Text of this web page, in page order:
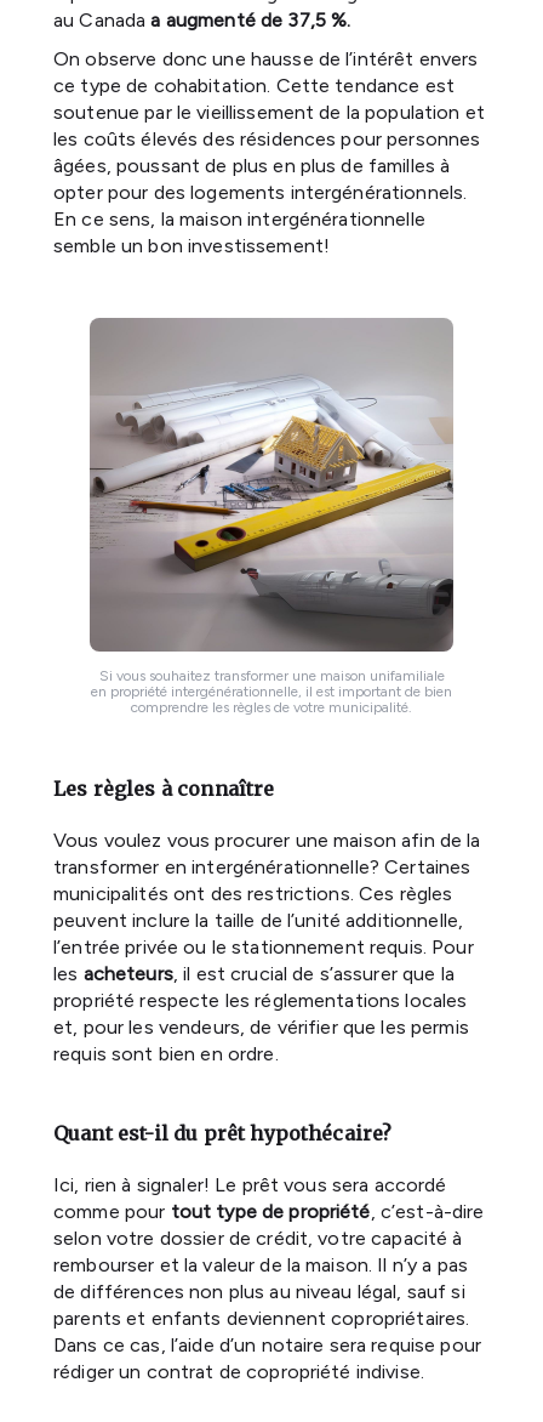
au Canadaa augmenté de 37,5 %.
On observe donc une hausse de l’intérêt envers
ce type de cohabitation. Cette tendance est
soutenue par le vieillissement de la population et
les coûts élevés des résidences pour personnes
âgées, poussant de plus en plus de familles à
opter pour des logements intergénérationnels.
En ce sens, la maison intergénérationnelle
semble un bon investissement!
Si vous souhaitez transformer une maison unifamiliale
en propriété intergénérationnelle, il est important de bien
comprendre les règles de votre municipalité.
Les règles à connaître
Vous voulez vous procurer une maison afin de la
transformer en intergénérationnelle? Certaines
municipalités ont des restrictions. Ces règles
peuvent inclure la taille de l’unité additionnelle,
l’entrée privée ou le stationnement requis. Pour
les acheteurs, il est crucial de s’assurer que la
propriété respecte les réglementations locales
et, pour les vendeurs, de vérifier que les permis
requis sont bien en ordre.
Quant est-il du prêt hypothécaire?
Ici, rien à signaler! Le prêt vous sera accordé
comme pour tout type de propriété , c’est-à-dire
selon votre dossier de crédit, votre capacité à
rembourser et la valeur de la maison. Il n’y a pas
de différences non plus au niveau légal, sauf si
parents et enfants deviennent copropriétaires.
Dans ce cas, l’aide d’un notaire sera requise pour
rédiger un contrat de copropriété indivise.